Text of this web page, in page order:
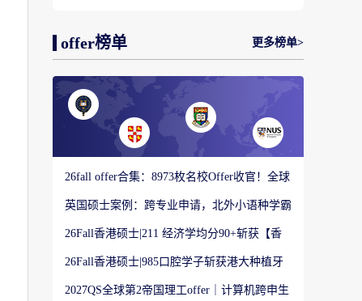
offer榜单 更多榜单>
26fall offer合集：8973枚名校Offer收官！全球
英国硕士案例：跨专业申请，北外小语种学霸
26Fall香港硕士|211 经济学均分90+斩获【香
26Fall香港硕士|985口腔学子斩获港大种植牙
2027QS全球第2帝国理工offer｜计算机跨申生